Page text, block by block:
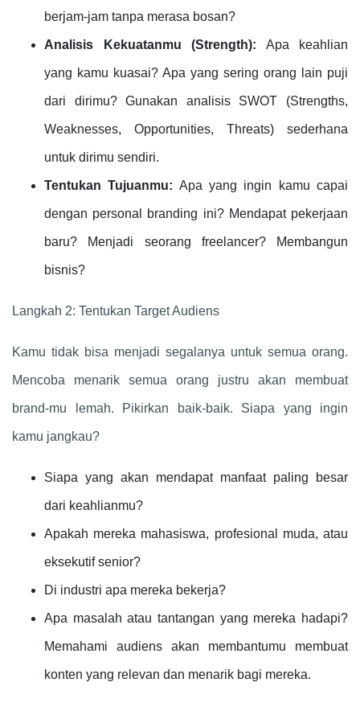
berjam-jam tanpa merasa bosan?
Analisis Kekuatanmu (Strength): Apa keahlian
yang kamu kuasai? Apa yang sering orang lain puji
dari dirimu? Gunakan analisis SWOT (Strengths,
Weaknesses, Opportunities, Threats) sederhana
untuk dirimu sendiri.
Tentukan Tujuanmu: Apa yang ingin kamu capai
dengan personal branding ini? Mendapat pekerjaan
baru? Menjadi seorang freelancer? Membangun
bisnis?
Langkah 2: Tentukan Target Audiens
Kamu tidak bisa menjadi segalanya untuk semua orang.
Mencoba menarik semua orang justru akan membuat
brand-mu lemah. Pikirkan baik-baik. Siapa yang ingin
kamu jangkau?
Siapa yang akan mendapat manfaat paling besar
dari keahlianmu?
Apakah mereka mahasiswa, profesional muda, atau
eksekutif senior?
Di industri apa mereka bekerja?
Apa masalah atau tantangan yang mereka hadapi?
Memahami audiens akan membantumu membuat
konten yang relevan dan menarik bagi mereka.